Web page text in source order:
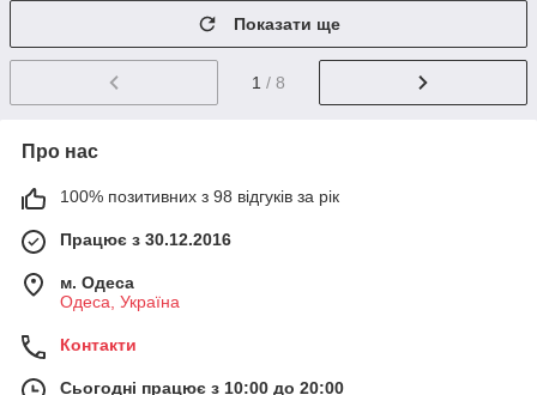
Показати ще
1 / 8
Про нас
100% позитивних з 98 відгуків за рік
Працює з 30.12.2016
м. Одеса
Одеса, Україна
Контакти
Сьогодні працює з 10:00 до 20:00